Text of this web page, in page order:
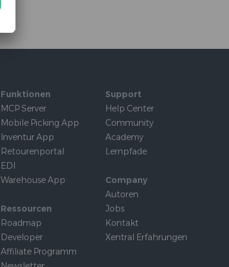
Funktionen
MCP Server
Mobile Picking App
Inventur App
Retourenportal
EDI
Warehouse App
Ressourcen
Roadmap
Developer
Affiliate Programm
Support
Help Center
Community
Academy
Lernpfade
Company
Autoren
Jobs
Kontakt
Xentral Erfahrungen